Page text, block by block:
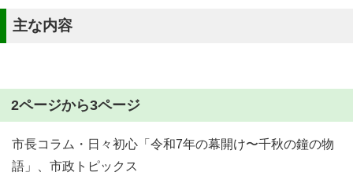
主な内容
2ページから3ページ
市長コラム・日々初心「令和7年の幕開け〜千秋の鐘の物
語」、市政トピックス